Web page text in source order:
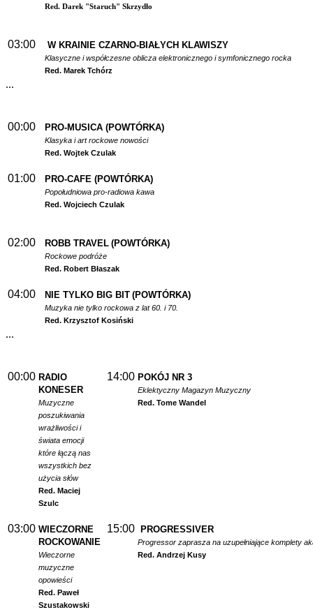
Red. Darek "Staruch" Skrzydło
03:00 W KRAINIE CZARNO-BIAŁYCH KLAWISZY
Klasyczne i współczesne oblicza elektronicznego i symfonicznego rocka
Red. Marek Tchórz
...
00:00 PRO-MUSICA (POWTÓRKA)
Klasyka i art rockowe nowości
Red. Wojtek Czulak
01:00 PRO-CAFE (POWTÓRKA)
Popołudniowa pro-radiowa kawa
Red. Wojciech Czulak
02:00 ROBB TRAVEL (POWTÓRKA)
Rockowe podróże
Red. Robert Błaszak
04:00 NIE TYLKO BIG BIT (POWTÓRKA)
Muzyka nie tylko rockowa z lat 60. i 70.
Red. Krzysztof Kosiński
...
00:00 RADIO
KONESER
Muzyczne
poszukiwania
wrażliwości i
świata emocji
które łączą nas
wszystkich bez
użycia słów
Red. Maciej
Szulc
14:00 POKÓJ NR 3
Eklektyczny Magazyn Muzyczny
Red. Tome Wandel
03:00 WIECZORNE
ROCKOWANIE
Wieczorne
muzyczne
opowieści
Red. Paweł
Szustakowski
15:00 PROGRESSIVER
Progressor zaprasza na uzupełniające komplety
Red. Andrzej Kusy